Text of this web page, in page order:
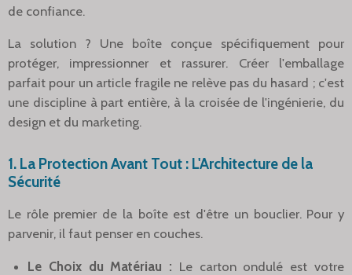
de confiance.
La solution ? Une boîte conçue spécifiquement pour
protéger, impressionner et rassurer. Créer l'emballage
parfait pour un article fragile ne relève pas du hasard ; c'est
une discipline à part entière, à la croisée de l'ingénierie, du
design et du marketing.
1. La Protection Avant Tout : L'Architecture de la
Sécurité
Le rôle premier de la boîte est d'être un bouclier. Pour y
parvenir, il faut penser en couches.
Le Choix du Matériau : Le carton ondulé est votre